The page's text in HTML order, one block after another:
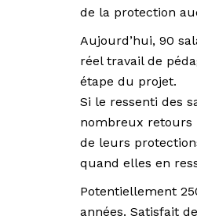
de la protection
Aujourd’hui, 90
réel travail de
étape du projet.
Si le ressenti des
nombreux retours
de leurs
quand elles en
Potentiellement
années. Satisfait